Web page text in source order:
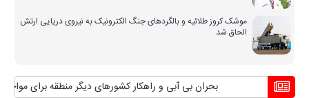
موشک کروز طلائیه و بالگردهای جنگ الکترونیک به نیروی دریایی ارتش
الحاق شد
بحران بی آبی و راهکار کشورهای دیگر منطقه برای مواجهه با